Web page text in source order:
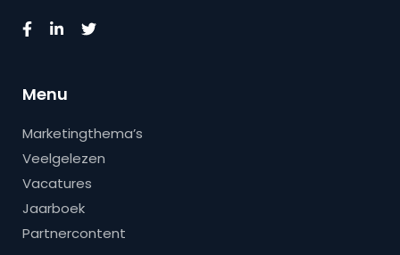
Menu
Marketingthema’s
Veelgelezen
Vacatures
Jaarboek
Partnercontent